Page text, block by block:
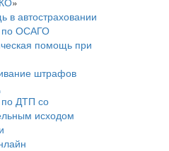
в автостраховании
ОСАГО
помощь при
штрафов
ДТП со
исходом